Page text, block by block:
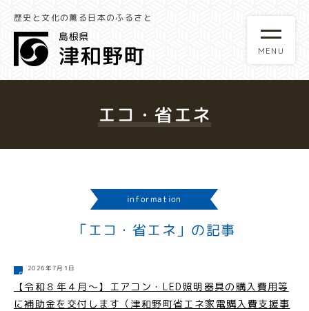
歴史と文化の薫る日本のふるさと
エコ・省エネ
information
「エコ・省エネ」の記事
2026年7月1日
【令和８年４月～】エアコン・LED照明器具の購入費用等
に補助金を交付します（津和野町省エネ家電購入費支援事